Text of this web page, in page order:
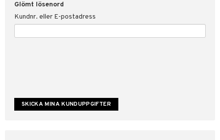
Glömt lösenord
Kundnr. eller E-postadress
för Shopping4net